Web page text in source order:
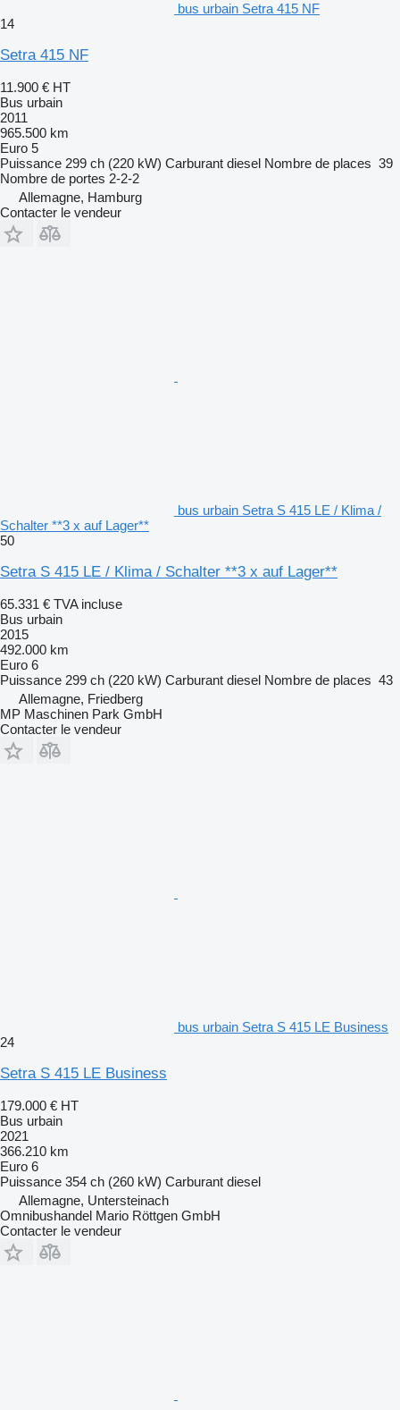
bus urbain Setra 415 NF
14
Setra 415 NF
11.900 € HT
Bus urbain
2011
965.500 km
Euro 5
Puissance 299 ch (220 kW) Carburant diesel Nombre de places 39
Nombre de portes 2-2-2
Allemagne, Hamburg
Contacter le vendeur
bus urbain Setra S 415 LE / Klima /
Schalter **3 x auf Lager**
50
Setra S 415 LE / Klima / Schalter **3 x auf Lager**
65.331 € TVA incluse
Bus urbain
2015
492.000 km
Euro 6
Puissance 299 ch (220 kW) Carburant diesel Nombre de places 43
Allemagne, Friedberg
MP Maschinen Park GmbH
Contacter le vendeur
bus urbain Setra S 415 LE Business
24
Setra S 415 LE Business
179.000 € HT
Bus urbain
2021
366.210 km
Euro 6
Puissance 354 ch (260 kW) Carburant diesel
Allemagne, Untersteinach
Omnibushandel Mario Röttgen GmbH
Contacter le vendeur